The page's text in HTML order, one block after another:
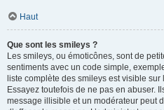
Haut
Que sont les smileys ?
Les smileys, ou émoticônes, sont de
sentiments avec un code simple,
liste complète des smileys est visible
Essayez toutefois de ne pas en abuser.
message illisible et un modérateur peut